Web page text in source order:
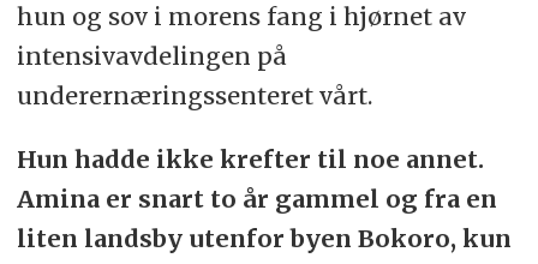
hun og sov i morens fang i hjørnet av
intensivavdelingen på
underernæringssenteret vårt.
Hun hadde ikke krefter til noe annet.
Amina er snart to år gammel og fra en
liten landsby utenfor byen Bokoro, kun